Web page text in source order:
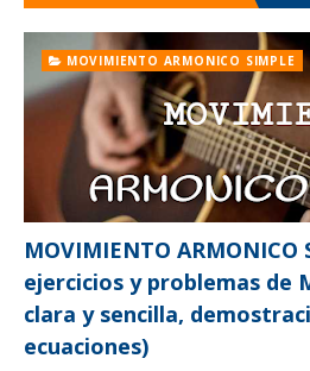
MOVIMIENTO ARMONICO SIMPLE
MOVIMIENTO ARMONICO
ejercicios y problemas de
clara y sencilla,
ecuaciones)